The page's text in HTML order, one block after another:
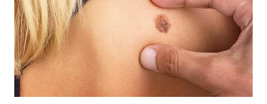
SEMARANG
WN
SOLO